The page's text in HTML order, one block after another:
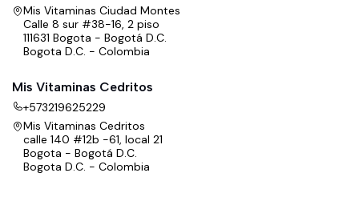
Mis Vitaminas Ciudad Montes
Calle 8 sur #38-16, 2 piso
111631 Bogota - Bogotá D.C.
Bogota D.C. - Colombia
Mis Vitaminas Cedritos
+573219625229
Mis Vitaminas Cedritos
calle 140 #12b -61, local 21
Bogota - Bogotá D.C.
Bogota D.C. - Colombia